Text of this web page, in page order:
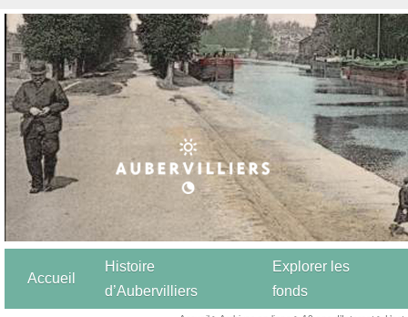
Accueil
Histoire
d’Aubervilliers
Explorer les
fonds